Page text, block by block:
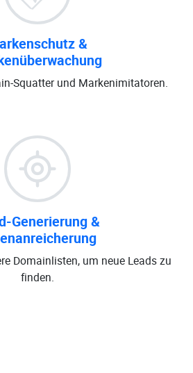
&
Squatter und Markenimitatoren.
Generierung &
Domainlisten, um neue Leads zu
finden.